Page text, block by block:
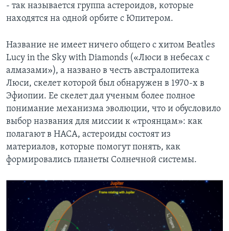
- так называется группа астероидов, которые
находятся на одной орбите с Юпитером.
Название не имеет ничего общего с хитом Beatles
Lucy in the Sky with Diamonds («Люси в небесах с
алмазами»), а названо в честь австралопитека
Люси, скелет которой был обнаружен в 1970-х в
Эфиопии. Ее скелет дал ученым более полное
понимание механизма эволюции, что и обусловило
выбор названия для миссии к «троянцам»: как
полагают в НАСА, астероиды состоят из
материалов, которые помогут понять, как
формировались планеты Солнечной системы.